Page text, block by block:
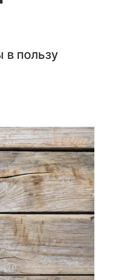
пользу